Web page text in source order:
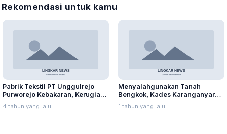
Rekomendasi untuk kamu
Pabrik Tekstil PT Unggulrejo
Purworejo Kebakaran, Kerugian
Capai Puluhan Juta Rupiah
4 tahun yang lalu
Menyalahgunakan Tanah
Bengkok, Kades Karanganyar
Ditangkap Kejari
1 tahun yang lalu